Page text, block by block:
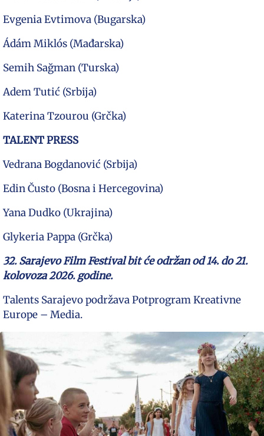
Evgenia Evtimova (Bugarska)
Ádám Miklós (Mađarska)
Semih Sağman (Turska)
Adem Tutić (Srbija)
Katerina Tzourou (Grčka)
TALENT PRESS
Vedrana Bogdanović (Srbija)
Edin Čusto (Bosna i Hercegovina)
Yana Dudko (Ukrajina)
Glykeria Pappa (Grčka)
32. Sarajevo Film Festival bit će održan od 14. do 21.
kolovoza 2026. godine.
Talents Sarajevo podržava Potprogram Kreativne
Europe – Media.